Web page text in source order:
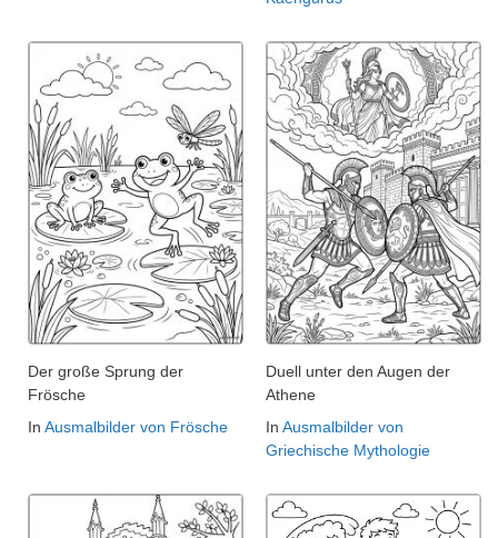
Der große Sprung der
Frösche
In Ausmalbilder von Frösche
Duell unter den Augen der
Athene
In Ausmalbilder von
Griechische Mythologie